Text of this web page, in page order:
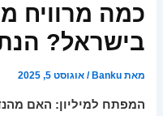
כמה מרוויח
בישראל?
מאתBanku
/אוגוסט 5, 2025
המפתח למיליון: האם